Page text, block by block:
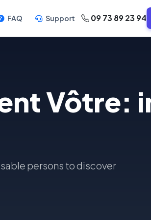
FAQ Support 09 73 89 23 94
Vôtre:
persons to discover